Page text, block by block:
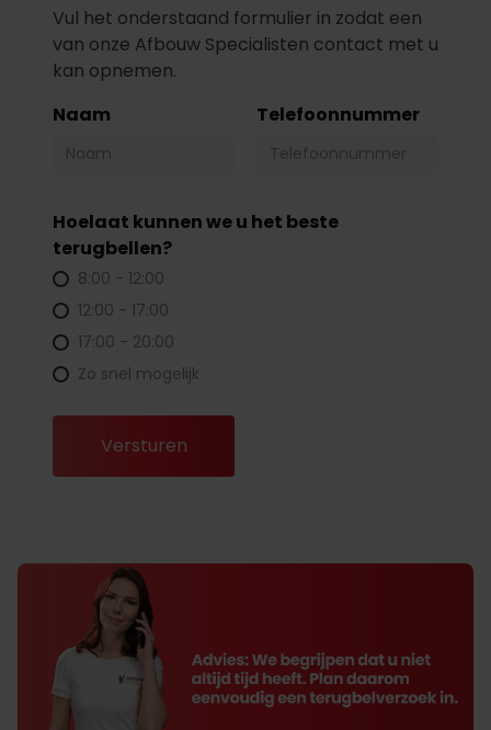
Vul het onderstaand formulier in zodat een
van onze Afbouw Specialisten contact met u
kan opnemen.
Naam
Telefoonnummer
Hoelaat kunnen we u het beste
terugbellen?
8:00 - 12:00
12:00 - 17:00
17:00 - 20:00
Zo snel mogelijk